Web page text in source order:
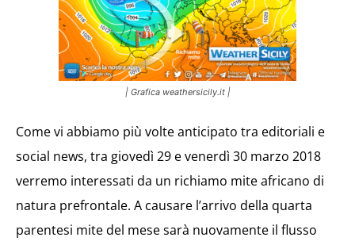
| Grafica weathersicily.it |
Come vi abbiamo più volte anticipato tra editoriali e
social news, tra giovedì 29 e venerdì 30 marzo 2018
verremo interessati da un richiamo mite africano di
natura prefrontale. A causare l’arrivo della quarta
parentesi mite del mese sarà nuovamente il flusso